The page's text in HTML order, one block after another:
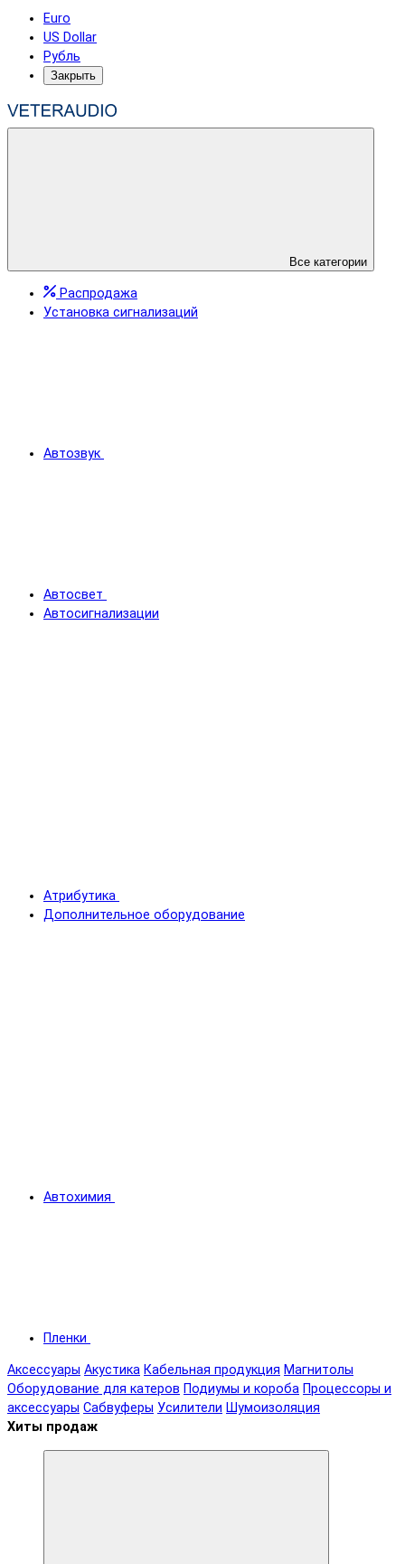
Euro
US Dollar
Рубль
Закрыть
Все категории
Распродажа
Установка сигнализаций
Автозвук
Автосвет
Автосигнализации
Атрибутика
Дополнительное оборудование
Автохимия
Пленки
Аксессуары Акустика Кабельная продукция Магнитолы
Оборудование для катеров Подиумы и короба Процессоры и
аксессуары Сабвуферы Усилители Шумоизоляция
Хиты продаж